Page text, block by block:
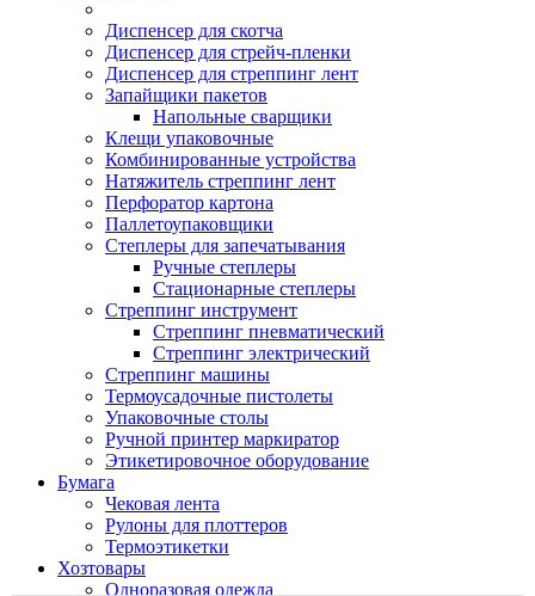
Диспенсер для скотча
Диспенсер для стрейч-пленки
Диспенсер для стреппинг лент
Запайщики пакетов
Напольные сварщики
Клещи упаковочные
Комбинированные устройства
Натяжитель стреппинг лент
Перфоратор картона
Паллетоупаковщики
Степлеры для запечатывания
Ручные степлеры
Стационарные степлеры
Стреппинг инструмент
Стреппинг пневматический
Стреппинг электрический
Стреппинг машины
Термоусадочные пистолеты
Упаковочные столы
Ручной принтер маркиратор
Этикетировочное оборудование
Бумага
Чековая лента
Рулоны для плоттеров
Термоэтикетки
Хозтовары
Одноразовая одежда